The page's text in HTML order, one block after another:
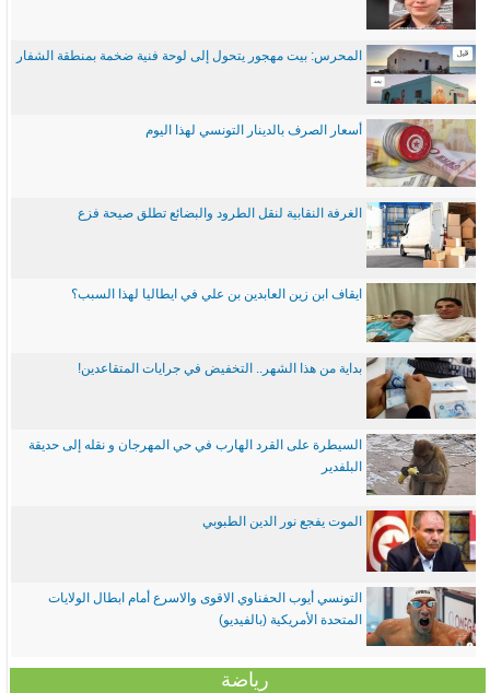
المحرس: بيت مهجور يتحول إلى لوحة فنية ضخمة بمنطقة الشفار
أسعار الصرف بالدينار التونسي لهذا اليوم
الغرفة النقابية لنقل الطرود والبضائع تطلق صيحة فزع
ايقاف ابن زين العابدين بن علي في ايطاليا لهذا السبب؟
بداية من هذا الشهر.. التخفيض في جرايات المتقاعدين!
السيطرة على القرد الهارب في حي المهرجان و نقله إلى حديقة
البلفدير
الموت يفجع نور الدين الطبوبي
التونسي أيوب الحفناوي الاقوى والاسرع أمام ابطال الولايات
المتحدة الأمريكية (بالفيديو)
رياضة